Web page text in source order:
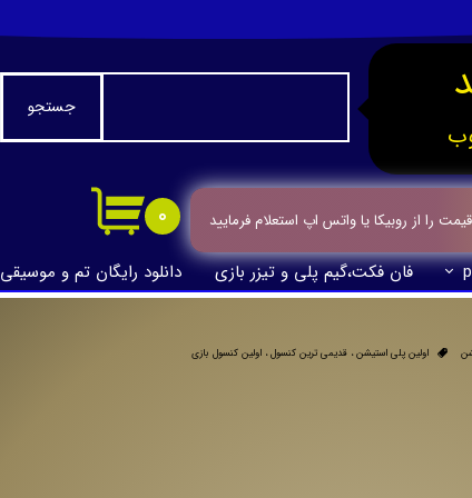
فان فکت،گیم پلی و تیزر بازی دانلود رایگان تم و موسیقی
جستجو
۰ را از روبیکا یا واتس اپ استعلام فرمایید
اولین پلی استیشن،قدیمی ترین کنسول،اولین کنسول بازی